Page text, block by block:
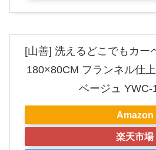
[山善] 洗えるどこでもカー
180×80CM フランネル仕
ベージュ YWC-
Amazon
楽天市場